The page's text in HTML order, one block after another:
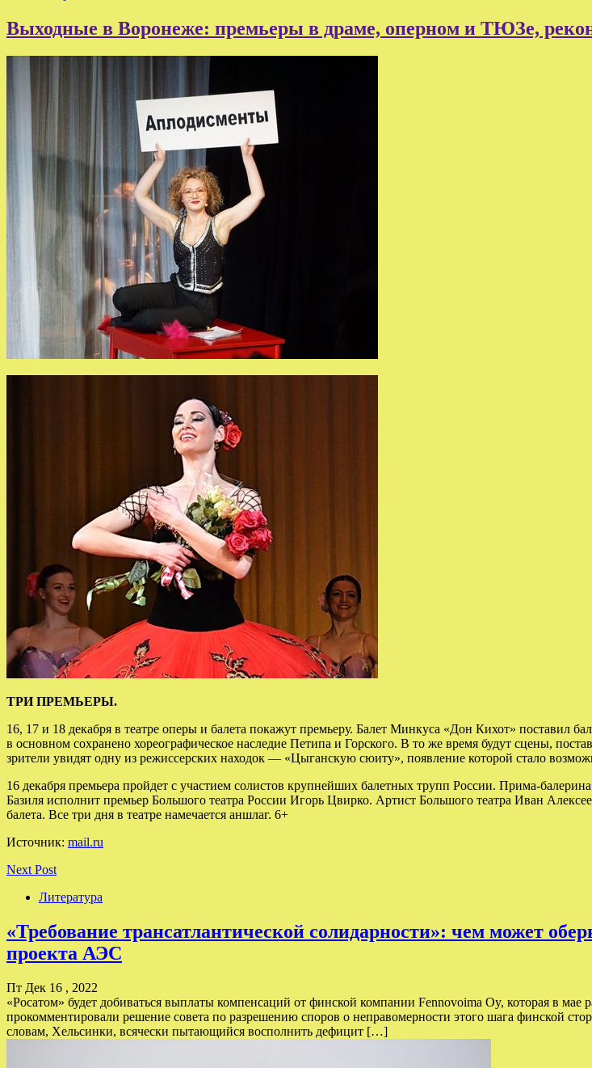
Выходные в Воронеже: премьеры в драме, оперном и ТЮЗе,
ТРИ ПРЕМЬЕРЫ.
16, 17 и 18 декабря в театре оперы и балета покажут премьеру. Балет Минкуса «Дон Кихот»
в основном сохранено хореографическое наследие Петипа и Горского. В то же время будут сцены,
зрители увидят одну из режиссерских находок — «Цыганскую сюиту», появление которой стало
16 декабря премьера пройдет с участием солистов крупнейших балетных трупп России. Прима-
Базиля исполнит премьер Большого театра России Игорь Цвирко. Артист Большого театра Иван
балета. Все три дня в театре намечается аншлаг. 6+
Источник: mail.ru
Next Post
Литература
«Требование трансатлантической солидарности»: чем может
проекта АЭС
Пт Дек 16 , 2022
«Росатом» будет добиваться выплаты компенсаций от финской компании Fennovoima Oy, которая в
прокомментировали решение совета по разрешению споров о неправомерности этого шага финской
словам, Хельсинки, всячески пытающийся восполнить дефицит […]